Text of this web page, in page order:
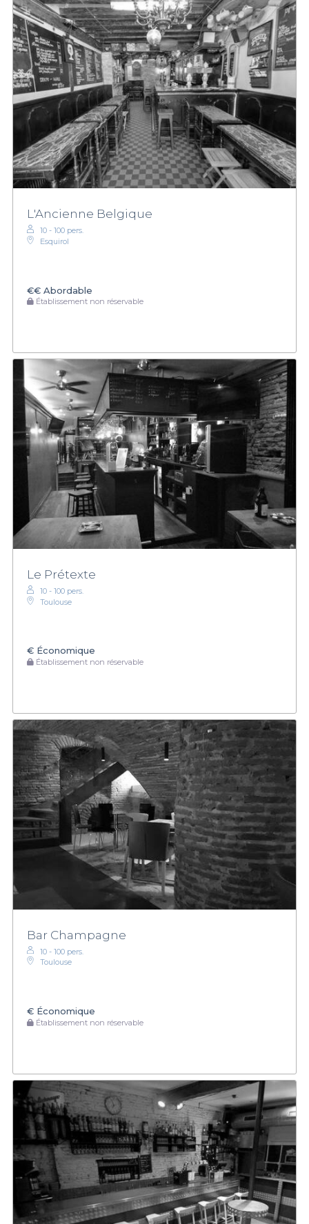
L'Ancienne Belgique
10 - 100 pers.
Esquirol
€€ Abordable
Établissement non réservable
Le Prétexte
10 - 100 pers.
Toulouse
€ Économique
Établissement non réservable
Bar Champagne
10 - 100 pers.
Toulouse
€ Économique
Établissement non réservable